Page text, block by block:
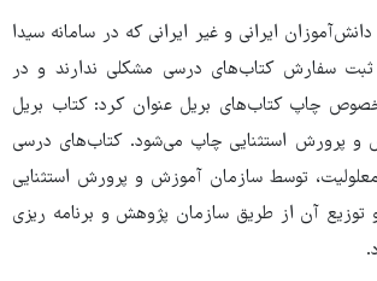
ایرانی و غیر ایرانی که در سامانه سیدا
ثبت سفارش کتاب‌های درسی مشکلی ندارند و در
چاپ کتاب‌های بریل عنوان کرد: کتاب بریل
و پرورش استثنایی چاپ می‌شود. کتاب‌های درسی
توسط سازمان آموزش و پرورش استثنایی
توزیع آن از طریق سازمان پژوهش و برنامه ریزی